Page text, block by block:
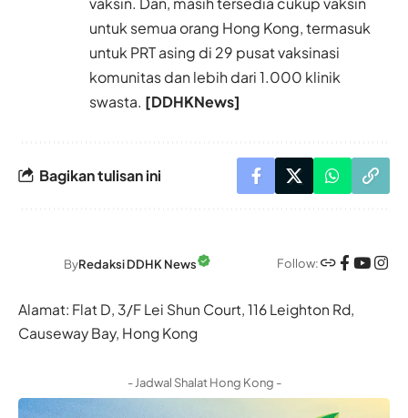
untuk semua orang Hong Kong, termasuk
untuk PRT asing di 29 pusat vaksinasi
komunitas dan lebih dari 1.000 klinik
swasta. [DDHKNews]
Bagikan tulisan ini
ByRedaksi DDHK News Follow:
Alamat: Flat D, 3/F Lei Shun Court, 116 Leighton Rd,
Causeway Bay, Hong Kong
- Jadwal Shalat Hong Kong -